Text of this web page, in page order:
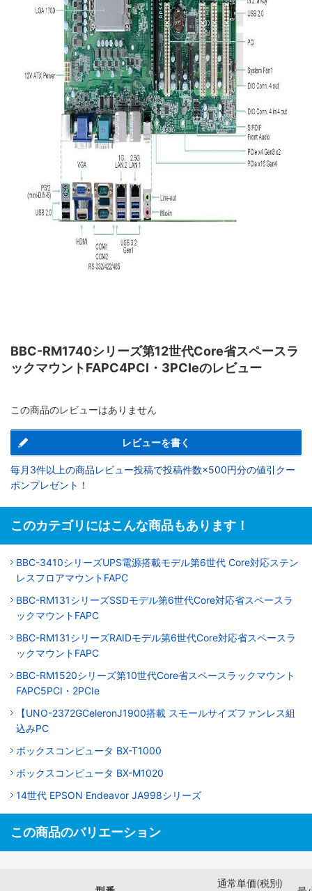
BBC-RM1740シリーズ第12世代Core省スペースラ
ックマウントFAPC4PCI・3PCIeのレビュー
この商品のレビューはありません
レビューを書く
毎月3件以上の商品レビュー投稿で投稿件数×500円分の値引クー
ポンプレゼント！
このカテゴリにはこんな商品もあります！
BBC-3410シリーズUPS電源搭載モデル第6世代 Core対応ステン
レスフロアマウントFAPC
BBC-RM131シリーズSSDモデル第6世代Core対応省スペースラ
ックマウントFAPC
BBC-RM131シリーズRAIDモデル第6世代Core対応省スペースラ
ックマウントFAPC
BBC-RM1520シリーズ第10世代Core省スペースラックマウント
FAPC5PCI・2PCIe
【UNO-2372GCeleronJ1900搭載 スモールサイズファンレス組
込みPC
ボックスコンピュータ BX-T1000
ボックスコンピュータ BX-M1020
14世代 EPSON Endeavor JA998シリーズ
この商品のバリエーション
通常単価(税別)